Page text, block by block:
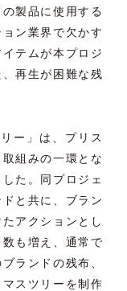
製品に使用する
ン業界で欠かす
テムが本プロジ
再生が困難な残
ー」は、プリス
組みの一環とな
た。同プロジェ
と共に、ブラン
アクションとし
も増え、通常で
ランドの残布、
スツリーを制作